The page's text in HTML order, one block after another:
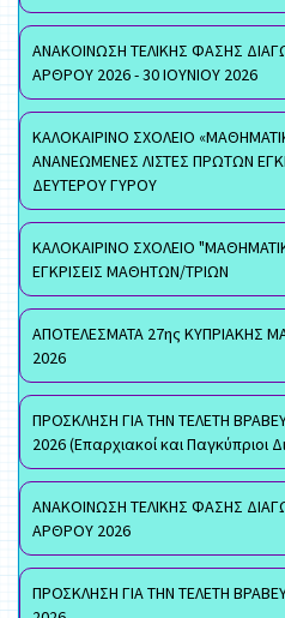
ΑΝΑΚΟΙΝΩΣΗ ΤΕΛΙΚΗΣ ΦΑΣΗΣ
ΑΡΘΡΟΥ 2026 - 30 ΙΟΥΝΙΟΥ 2026
ΚΑΛΟΚΑΙΡΙΝΟ ΣΧΟΛΕΙΟ
ΑΝΑΝΕΩΜΕΝΕΣ ΛΙΣΤΕΣ ΠΡΩΤΩΝ
ΔΕΥΤΕΡΟΥ ΓΥΡΟΥ
ΚΑΛΟΚΑΙΡΙΝΟ ΣΧΟΛΕΙΟ
ΕΓΚΡΙΣΕΙΣ ΜΑΘΗΤΩΝ/ΤΡΙΩΝ
ΑΠΟΤΕΛΕΣΜΑΤΑ 27ης ΚΥΠΡΙΑΚΗΣ
2026
ΠΡΟΣΚΛΗΣΗ ΓΙΑ ΤΗΝ ΤΕΛΕΤΗ
2026 (Επαρχιακοί και Παγκύπριοι
ΑΝΑΚΟΙΝΩΣΗ ΤΕΛΙΚΗΣ ΦΑΣΗΣ
ΑΡΘΡΟΥ 2026
ΠΡΟΣΚΛΗΣΗ ΓΙΑ ΤΗΝ ΤΕΛΕΤΗ